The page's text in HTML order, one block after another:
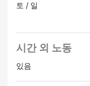
토 / 일
시간 외 노동
있음